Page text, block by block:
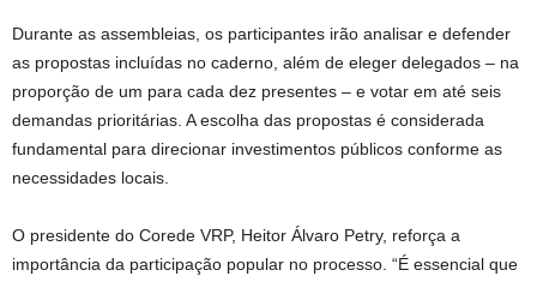
Durante as assembleias, os participantes irão analisar e defender
as propostas incluídas no caderno, além de eleger delegados – na
proporção de um para cada dez presentes – e votar em até seis
demandas prioritárias. A escolha das propostas é considerada
fundamental para direcionar investimentos públicos conforme as
necessidades locais.
O presidente do Corede VRP, Heitor Álvaro Petry, reforça a
importância da participação popular no processo. “É essencial que